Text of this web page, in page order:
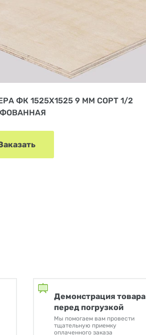
ФК 1525Х1525 9 ММ СОРТ 1/2
Демонстрация товара
перед погрузкой
Мы помогаем вам провести
тщательную приемку
оплаченного заказа